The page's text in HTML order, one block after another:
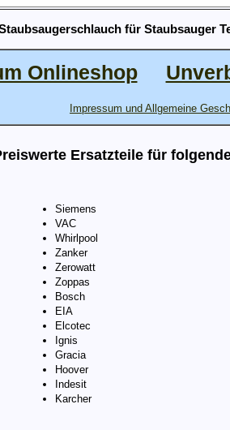
für Staubsauger
Onlineshop
Impressum und Allgemeine
Ersatzteile für
Siemens
VAC
Whirlpool
Zanker
Zerowatt
Zoppas
Bosch
EIA
Elcotec
Ignis
Gracia
Hoover
Indesit
Karcher